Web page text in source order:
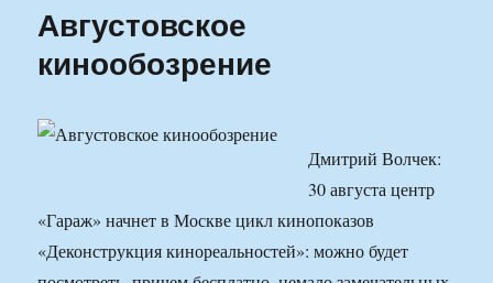
Августовское
кинообозрение
Дмитрий Волчек:
30 августа центр
«Гараж» начнет в Москве цикл кинопоказов
«Деконструкция кинореальностей»: можно будет